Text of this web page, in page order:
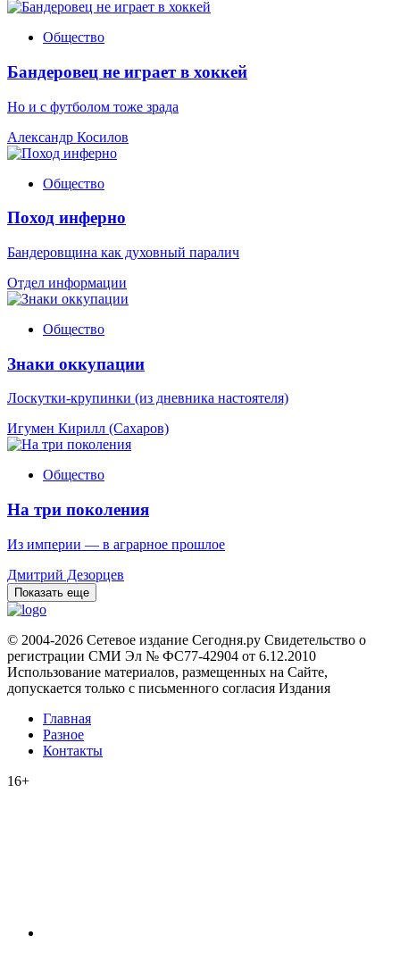
Общество
Бандеровец не играет в хоккей
Но и с футболом тоже зрада
Александр Косилов
Общество
Поход инферно
Бандеровщина как духовный паралич
Отдел информации
Общество
Знаки оккупации
Лоскутки-крупинки (из дневника настоятеля)
Игумен Кирилл (Сахаров)
Общество
На три поколения
Из империи — в аграрное прошлое
Дмитрий Дезорцев
Показать еще
© 2004-2026 Сетевое издание Сегодня.ру Свидетельство о
регистрации СМИ Эл № ФС77-42904 от 6.12.2010
Использование материалов, размещенных на Сайте,
допускается только с письменного согласия Издания
Главная
Разное
Контакты
16+